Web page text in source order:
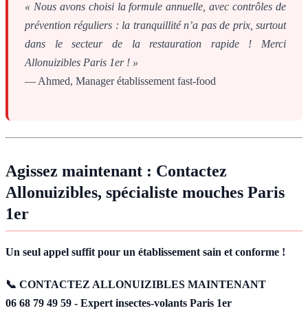
« Nous avons choisi la formule annuelle, avec contrôles de
prévention réguliers : la tranquillité n’a pas de prix, surtout
dans le secteur de la restauration rapide ! Merci
Allonuizibles Paris 1er ! »
— Ahmed, Manager établissement fast-food
Agissez maintenant : Contactez
Allonuizibles, spécialiste mouches Paris
1er
Un seul appel suffit pour un établissement sain et conforme !
📞 CONTACTEZ ALLONUIZIBLES MAINTENANT
06 68 79 49 59 - Expert insectes-volants Paris 1er